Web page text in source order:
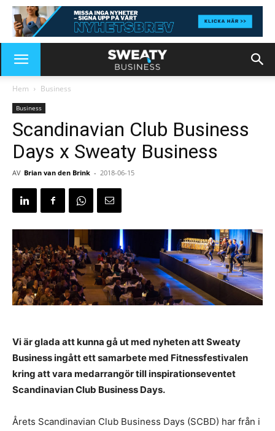
Hem Business
Business
Scandinavian Club Business
Days x Sweaty Business
AV Brian van den Brink - 2018-06-15
Vi är glada att kunna gå ut med nyheten att Sweaty
Business ingått ett samarbete med Fitnessfestivalen
kring att vara medarrangör till inspirationseventet
Scandinavian Club Business Days.
Årets Scandinavian Club Business Days (SCBD) har från i